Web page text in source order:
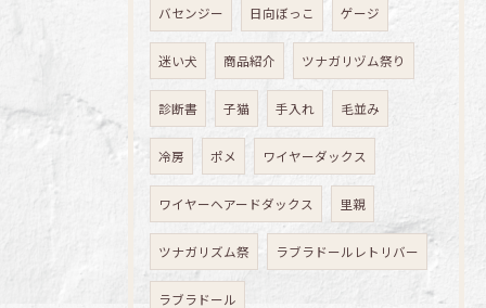
バセンジー 日向ぼっこ ゲージ
迷い犬 商品紹介 ツナガリヅム祭り
診断書 子猫 手入れ 毛並み
冷房 ポメ ワイヤーダックス
ワイヤーヘアードダックス 里親
ツナガリズム祭 ラブラドールレトリバー
ラブラドール